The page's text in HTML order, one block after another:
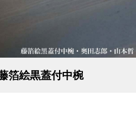
箔絵黒蓋付中椀